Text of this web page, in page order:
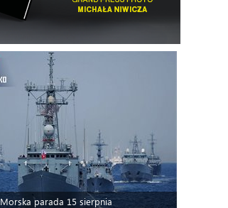
Morska parada 15 sierpnia